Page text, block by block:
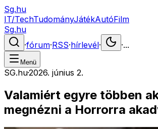
Sg.hu
IT/TechTudományJátékAutóFilm
Sg.hu
·fórum·RSS·hírlevél· ·...
Menü
SG.hu·2026. június 2.
Valamiért egyre többen
megnézni a Horrorra